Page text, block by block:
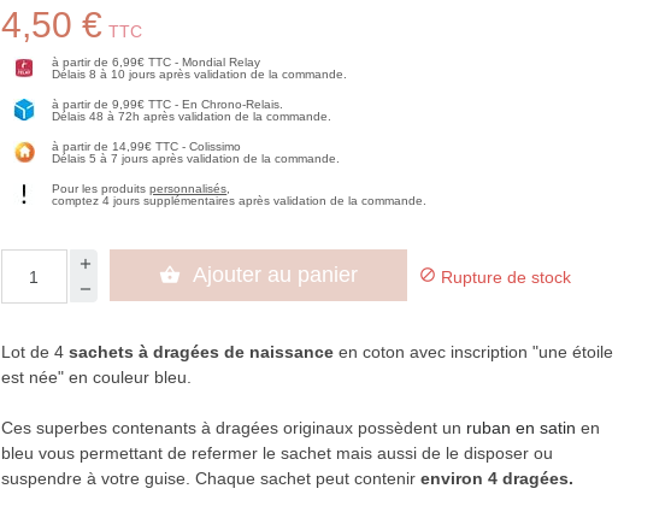
4,50 € TTC
à partir de 6,99€ TTC - Mondial Relay
Délais 8 à 10 jours après validation de la commande.
à partir de 9,99€ TTC - En Chrono-Relais.
Délais 48 à 72h après validation de la commande.
à partir de 14,99€ TTC - Colissimo
Délais 5 à 7 jours après validation de la commande.
Pour les produitspersonnalisés
comptez 4 jours supplémentaires après validation de la commande.
 Ajouter au panier  Rupture de stock
Lot de 4 sachets à dragées de naissanceen coton avec inscription "une étoile
est née" en couleur bleu.
Ces superbes contenants à dragées originaux possèdent un ruban en satin en
bleu vous permettant de refermer le sachet mais aussi de le disposer ou
suspendre à votre guise. Chaque sachet peut contenir environ 4 dragées.